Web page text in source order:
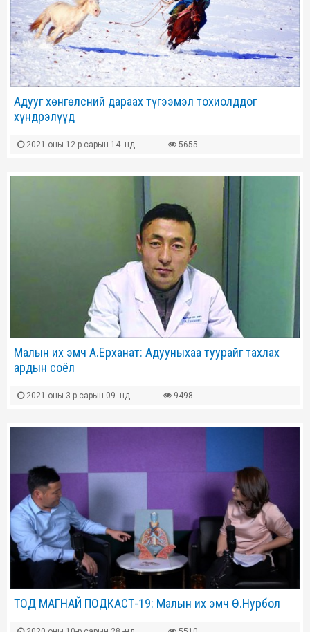
Адууг хөнгөлсний дараах түгээмэл тохиолддог
хүндрэлүүд
2021 оны 12-р сарын 14 -нд 5655
Малын их эмч А.Ерханат: Адууныхаа туурайг тахлах
ардын соёл
2021 оны 3-р сарын 09 -нд 9498
ТОД МАГНАЙ ПОДКАСТ-19: Малын их эмч Ө.Нурбол